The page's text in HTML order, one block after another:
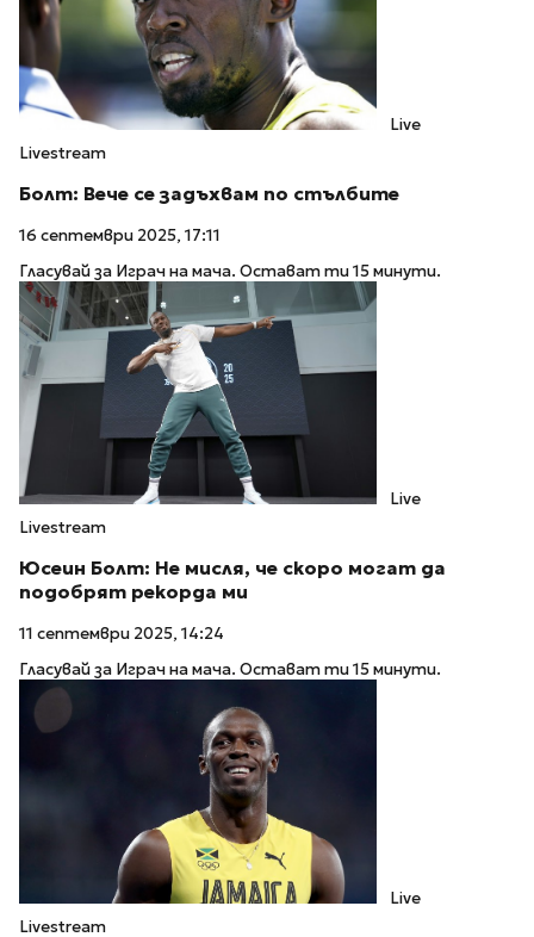
Live
Livestream
Болт: Вече се задъхвам по стълбите
16 септември 2025, 17:11
Гласувай за Играч на мача. Остават ти 15 минути.
Live
Livestream
Юсеин Болт: Не мисля, че скоро могат да
подобрят рекорда ми
11 септември 2025, 14:24
Гласувай за Играч на мача. Остават ти 15 минути.
Live
Livestream